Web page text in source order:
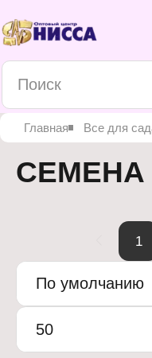
Главная Все для
СЕМЕНА
1
По умолчанию
50